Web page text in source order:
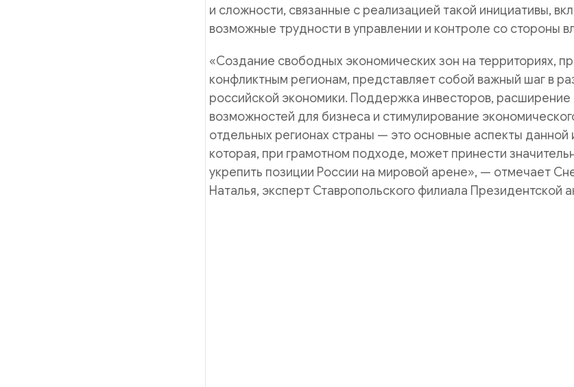
и сложности, связанные с реализацией такой инициативы,
возможные трудности в управлении и контроле со стороны
«Создание свободных экономических зон на территориях,
конфликтным регионам, представляет собой важный шаг в
российской экономики. Поддержка инвесторов, расширение
возможностей для бизнеса и стимулирование
отдельных регионах страны — это основные аспекты данной
которая, при грамотном подходе, может принести
укрепить позиции России на мировой арене», — отмечает
Наталья, эксперт Ставропольского филиала Президентской